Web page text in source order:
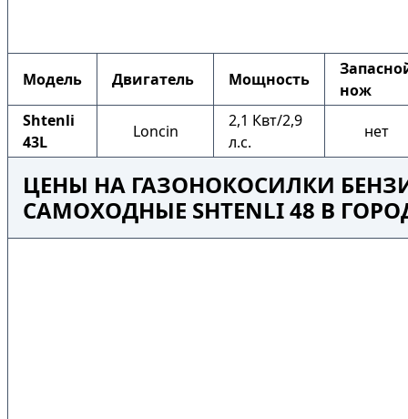
Модель Двигатель Мощность
нож
Shtenli
43L
Loncin
2,1 Квт/2,9
л.с.
нет
ЦЕНЫ НА ГАЗОНОКОСИЛКИ
САМОХОДНЫЕ SHTENLI 48 В